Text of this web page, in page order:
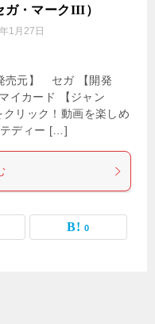
・マークIII）
1月27日
売元】 セガ 【開発
カード 【ジャン
リック！動画を楽しめ
ディー […]
0